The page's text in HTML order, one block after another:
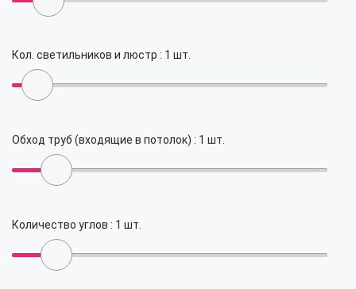
Кол. светильников и люстр : 1 шт.
Обход труб (входящие в потолок) : 1 шт.
Количество углов : 1 шт.